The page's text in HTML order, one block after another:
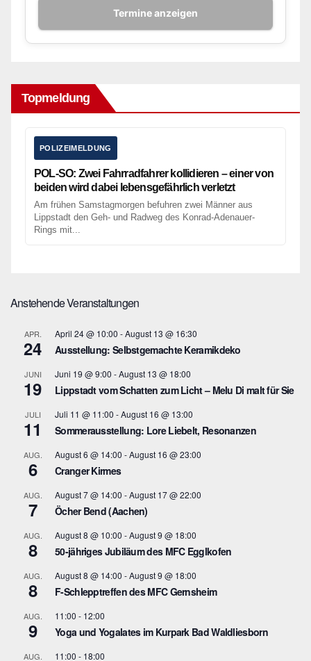
Termine anzeigen
Topmeldung
POLIZEIMELDUNG
POL-SO: Zwei Fahrradfahrer kollidieren – einer von
beiden wird dabei lebensgefährlich verletzt
Am frühen Samstagmorgen befuhren zwei Männer aus
Lippstadt den Geh- und Radweg des Konrad-Adenauer-
Rings mit...
Anstehende Veranstaltungen
APR.
24
April 24 @ 10:00 -August 13 @ 16:30
Ausstellung: Selbstgemachte Keramikdeko
JUNI
19
Juni 19 @ 9:00 -August 13 @ 18:00
Lippstadt vom Schatten zum Licht – Melu Di malt für Sie
JULI
11
Juli 11 @ 11:00 -August 16 @ 13:00
Sommerausstellung: Lore Liebelt, Resonanzen
AUG.
6
August 6 @ 14:00 -August 16 @ 23:00
Cranger Kirmes
AUG.
7
August 7 @ 14:00 -August 17 @ 22:00
Öcher Bend (Aachen)
AUG.
8
August 8 @ 10:00 -August 9 @ 18:00
50-jähriges Jubiläum des MFC Egglkofen
AUG.
8
August 8 @ 14:00 -August 9 @ 18:00
F-Schlepptreffen des MFC Gernsheim
AUG.
9
11:00 - 12:00
Yoga und Yogalates im Kurpark Bad Waldliesborn
AUG. 11:00 - 18:00